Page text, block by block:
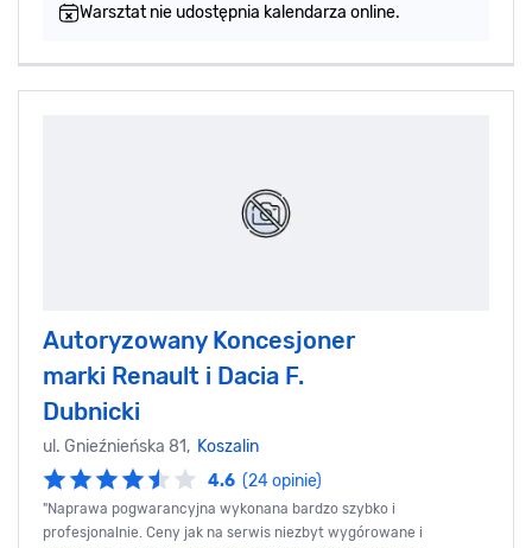
Warsztat nie udostępnia kalendarza online.
Autoryzowany Koncesjoner
marki Renault i Dacia F.
Dubnicki
ul. Gnieźnieńska 81, Koszalin
4.6 (24 opinie)
"Naprawa pogwarancyjna wykonana bardzo szybko i
profesjonalnie. Ceny jak na serwis niezbyt wygórowane i